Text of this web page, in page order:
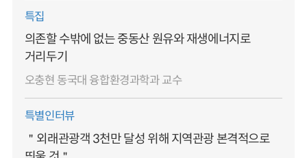
특집
의존할 수밖에 없는 중동산 원유와 재생에너지로
거리두기
오충현 동국대 융합환경과학과 교수
특별인터뷰
＂외래관광객 3천만 달성 위해 지역관광 본격적으로